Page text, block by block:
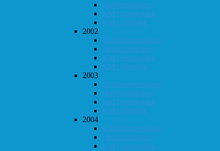
Høstturneringen
KM i hurtigsjakk
KM i lynsjakk
2002
Klubbmesterskapet
Høstturneringen
KM i hurtigsjakk
KM i lynsjakk
2003
Klubbmesterskapet
Høstturneringen
KM i hurtigsjakk
KM i lynsjakk
2004
Klubbmesterskapet
Høstturneringen
KM i hurtigsjakk